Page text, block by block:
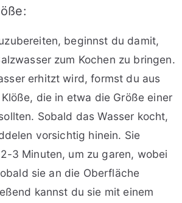
beginnst du damit,
zum Kochen zu bringen.
erhitzt wird, formst du aus
die in etwa die Größe einer
Sobald das Wasser kocht,
vorsichtig hinein. Sie
3 Minuten, um zu garen, wobei
sie an die Oberfläche
kannst du sie mit einem